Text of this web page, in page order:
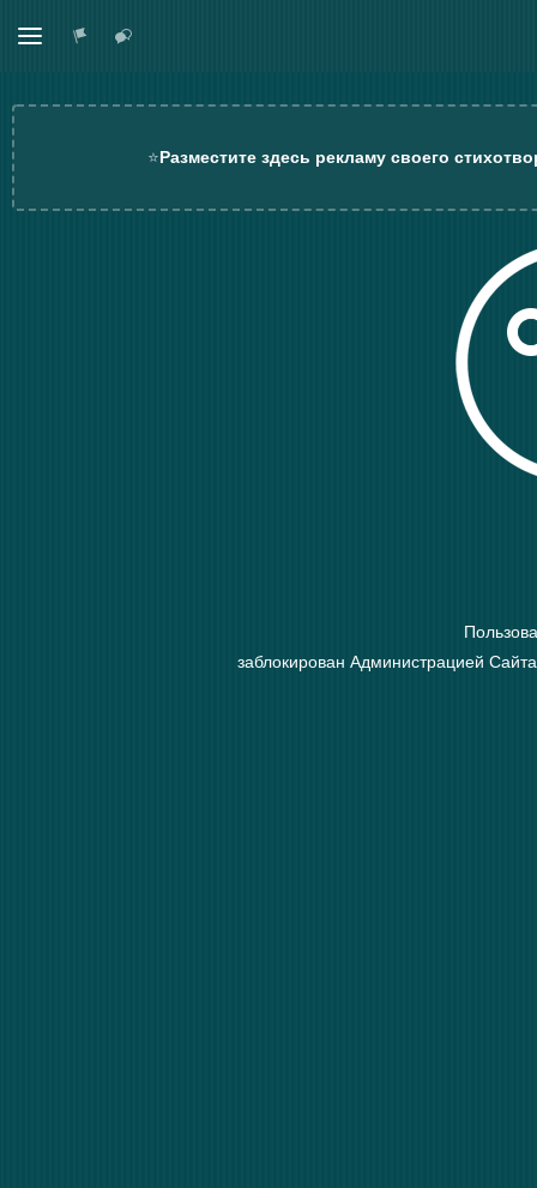
⭐Разместите здесь рекламу своего
заблокирован Администрацией